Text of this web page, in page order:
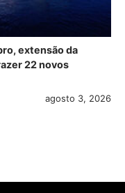
extensão da
22 novos
agosto 3, 2026